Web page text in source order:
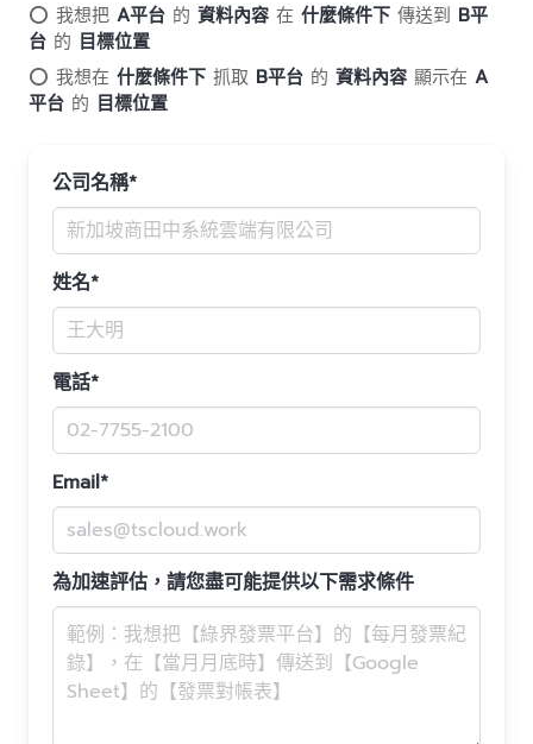
⭕ 我想把 A平台 的 資料內容 在 什麼條件下 傳送到 B平
台 的 目標位置
⭕ 我想在 什麼條件下 抓取 B平台 的 資料內容 顯示在 A
平台 的 目標位置
公司名稱*
姓名*
電話*
Email*
為加速評估，請您盡可能提供以下需求條件